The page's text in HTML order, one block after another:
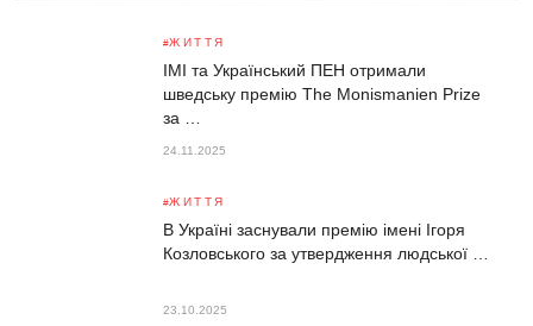
ЖИТТЯ
ІМІ та Український ПЕН отримали
шведську премію The Monismanien Prize
за …
24.11.2025
ЖИТТЯ
В Україні заснували премію імені Ігоря
Козловського за утвердження людської …
23.10.2025